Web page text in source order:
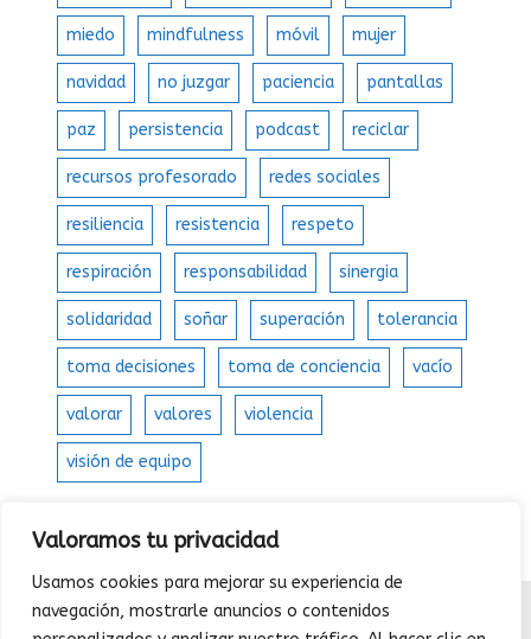
Valoramos tu privacidad
Usamos cookies para mejorar su experiencia de
navegación, mostrarle anuncios o contenidos
miedo mindfulness móvil mujer
navidad no juzgar paciencia pantallas
paz persistencia podcast reciclar
recursos profesorado redes sociales
resiliencia resistencia respeto
respiración responsabilidad sinergia
solidaridad soñar superación tolerancia
toma decisiones toma de conciencia vacío
valorar valores violencia
visión de equipo
QUIENES SOMOS|CONTACTAR|POLÍTICA DE